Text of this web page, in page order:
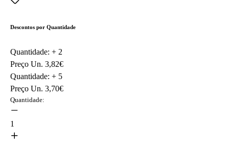
Descontos por Quantidade
Quantidade: + 2
Preço Un. 3,82€
Quantidade: + 5
Preço Un. 3,70€
Quantidade:
1